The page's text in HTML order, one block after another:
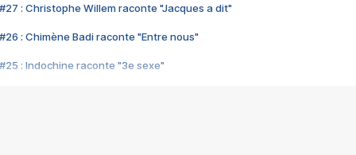
#27 : Christophe Willem raconte "Jacques a dit"
#26 : Chimène Badi raconte "Entre nous"
#25 : Indochine raconte "3e sexe"